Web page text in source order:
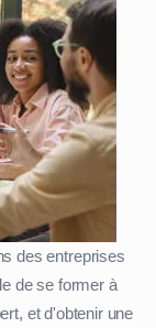
des entreprises
de se former à
et d'obtenir une